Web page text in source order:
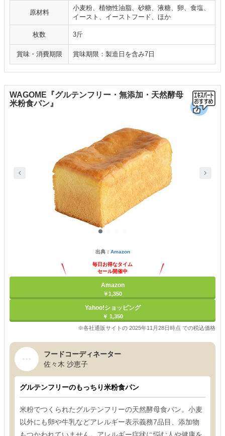
原材料
小麦粉、植物性油脂、砂糖、液糖、卵、食塩、
イースト、イーストフード、ほか
枚数 3斤
賞味・消費期限 賞味期限：製造日を含み7日
WAGOME『グルテンフリー・無添加・天然酵母
米粉食パン』
出典： Amazon
毎日お得なタイム
セール開催中
Amazon
￥1,350
Yahoo!ショッピング
￥ 1,350
※各社通販サイトの 2025年11月28日時点 での税込価格
フードコーディネーター
佐々木 沙恵子
グルテンフリーのもっちり米粉食パン
米粉でつくられたグルテンフリーの天然酵母食パン。小麦
以外にも卵や牛乳などアレルギー表示義務7品目、添加物